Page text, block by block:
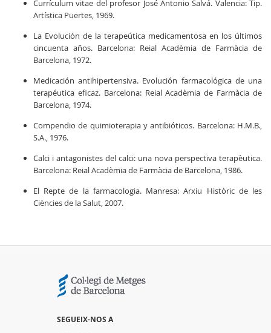
Currículum vitae del profesor José Antonio Salvá. Valencia: Tip.
Artística Puertes, 1969.
La Evolución de la terapeútica medicamentosa en los últimos
cincuenta años. Barcelona: Reial Acadèmia de Farmàcia de
Barcelona, 1972.
Medicación antihipertensiva. Evolución farmacológica de una
terapéutica eficaz. Barcelona: Reial Acadèmia de Farmàcia de
Barcelona, 1974.
Compendio de quimioterapia y antibióticos. Barcelona: H.M.B.,
S.A., 1976.
Calci i antagonistes del calci: una nova perspectiva terapèutica.
Barcelona: Reial Acadèmia de Farmàcia de Barcelona, 1986.
El Repte de la farmacologia. Manresa: Arxiu Històric de les
Ciències de la Salut, 2007.
SEGUEIX-NOS A